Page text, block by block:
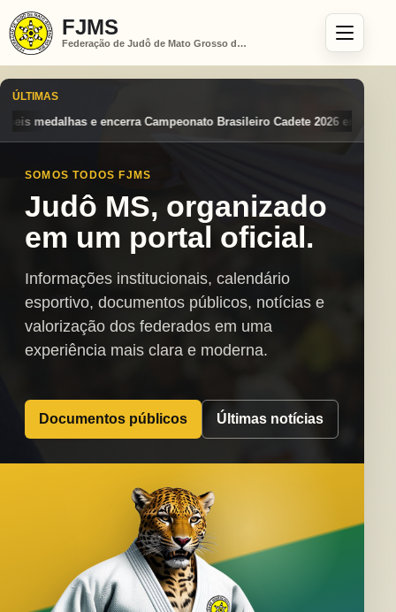
FJMS
Federação de Judô de Mato Grosso do Sul
ÚLTIMAS
Brasileiro Cadete 2026 entre os destaques nacionais Mato
SOMOS TODOS FJMS
Judô MS, organizado
em um portal oficial.
Informações institucionais, calendário
esportivo, documentos públicos, notícias e
valorização dos federados em uma
experiência mais clara e moderna.
Documentos públicos Últimas notícias